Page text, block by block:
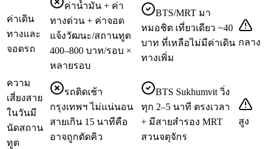
ค่าเดิน
ทางและ
จอดรถ
ค่าน้ำมัน + ค่า
ทางด่วน + ค่าจอด
แจ้งวัฒนะ/สถานทูต
400–800 บาท/รอบ ×
หลายรอบ
BTS/MRT มา
หมอชิต เที่ยวเดียว ~40
บาท ที่เหลือไม่มีค่าเดิน
ทางเพิ่ม
กลาง
ความ
เสี่ยงสาย
ในวันมี
นัดสถาน
ทูต
รถติดเช้า
กรุงเทพฯ ไม่แน่นอน
สายเกิน 15 นาทีคือ
อาจถูกตัดคิว
BTS Sukhumvit วิ่ง
ทุก 2–5 นาที ตรงเวลา
+ มีสายสำรอง MRT
สวนจตุจักร
สูง